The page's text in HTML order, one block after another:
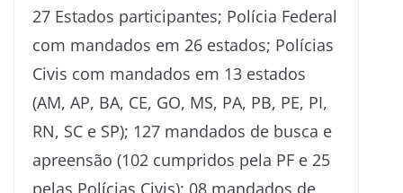
27 Estados participantes; Polícia Federal
com mandados em 26 estados; Polícias
Civis com mandados em 13 estados
(AM, AP, BA, CE, GO, MS, PA, PB, PE, PI,
RN, SC e SP); 127 mandados de busca e
apreensão (102 cumpridos pela PF e 25